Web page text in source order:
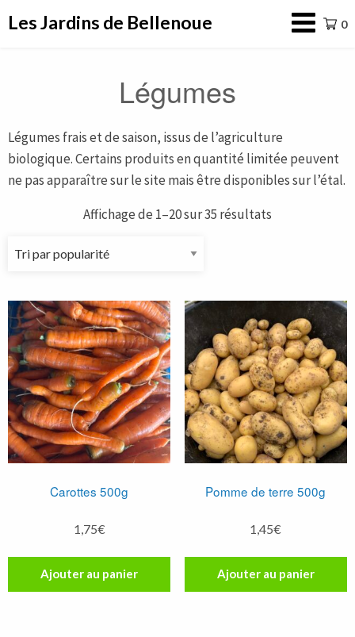
auLes Jardins de Bellenoue 0
Légumes
Légumes frais et de saison, issus de l’agriculture
biologique. Certains produits en quantité limitée peuvent
ne pas apparaître sur le site mais être disponibles sur l’étal.
Affichage de 1–20 sur 35 résultats
Carottes 500g
1,75€
Ajouter au panier
Pomme de terre 500g
1,45€
Ajouter au panier